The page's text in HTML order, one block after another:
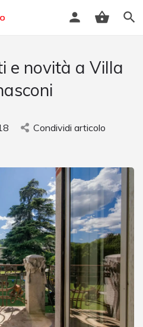
e novità a Villa
Condividi articolo